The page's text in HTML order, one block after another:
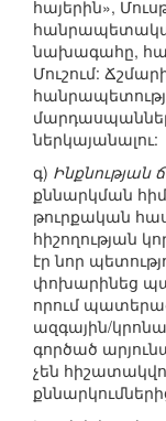
հայերին»,
նախագահը,
Մուշում:
ներկայանալու:
գ)
քննարկման
թուրքական
հիշողության
էր նոր
փոխարինեց
որում
ազգային/
գործած
չեն